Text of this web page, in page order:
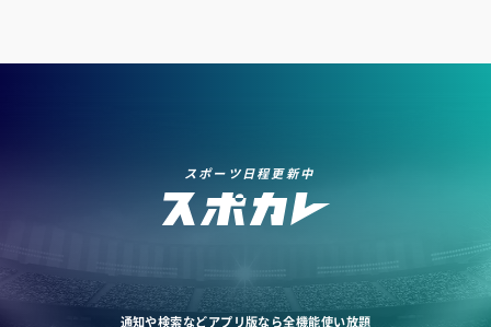
スポーツ日程更新中
通知や検索などアプリ版なら全機能使い放題